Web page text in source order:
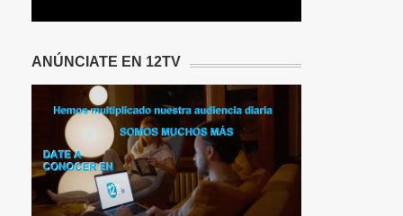
ANÚNCIATE EN 12TV